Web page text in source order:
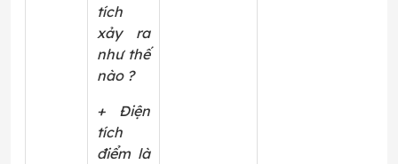
tích
xảy ra
như thế
nào ?
+ Điện
tích
điểm là